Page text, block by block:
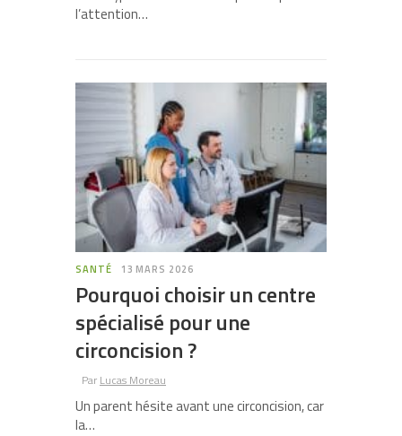
l’attention…
SANTÉ 13 MARS 2026
Pourquoi choisir un centre
spécialisé pour une
circoncision ?
Par Lucas Moreau
Un parent hésite avant une circoncision, car
la…